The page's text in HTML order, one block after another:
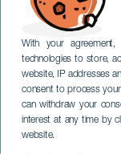
With your
technologies to store,
website, IP addresses
consent to process
can withdraw your
interest at any time by
website.
DEM.
GRAN